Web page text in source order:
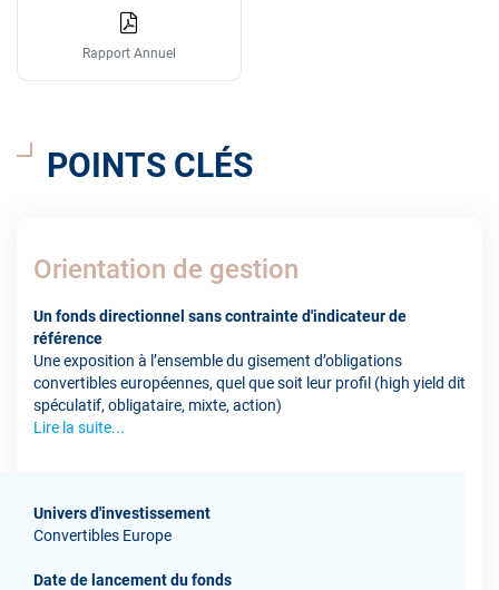
Rapport Annuel
POINTS CLÉS
Orientation de gestion
Un fonds directionnel sans contrainte d'indicateur de
référence
Une exposition à l’ensemble du gisement d’obligations
convertibles européennes, quel que soit leur profil (high yield dit
spéculatif, obligataire, mixte, action)
Lire la suite...
Univers d'investissement
Convertibles Europe
Date de lancement du fonds